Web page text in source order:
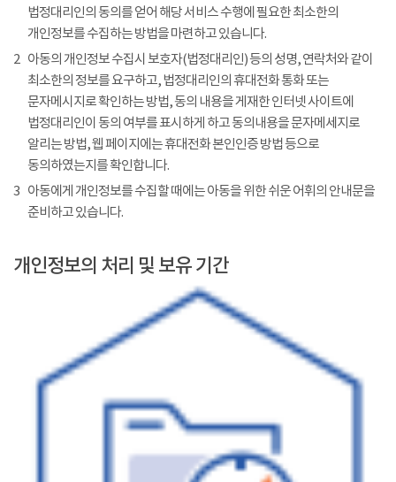
법정대리인의 동의를 얻어 해당 서비스 수행에 필요한 최소한의
개인정보를 수집하는 방법을 마련하고 있습니다.
2 아동의 개인정보 수집시 보호자(법정대리인) 등의 성명, 연락처와 같이
최소한의 정보를 요구하고, 법정대리인의 휴대전화 통화 또는
문자메시지로 확인하는 방법, 동의 내용을 게재한 인터넷 사이트에
법정대리인이 동의 여부를 표시하게 하고 동의내용을 문자메세지로
알리는 방법, 웹 페이지에는 휴대전화 본인인증 방법 등으로
동의하였는지를 확인합니다.
3 아동에게 개인정보를 수집할 때에는 아동을 위한 쉬운 어휘의 안내문을
준비하고 있습니다.
개인정보의 처리 및 보유 기간